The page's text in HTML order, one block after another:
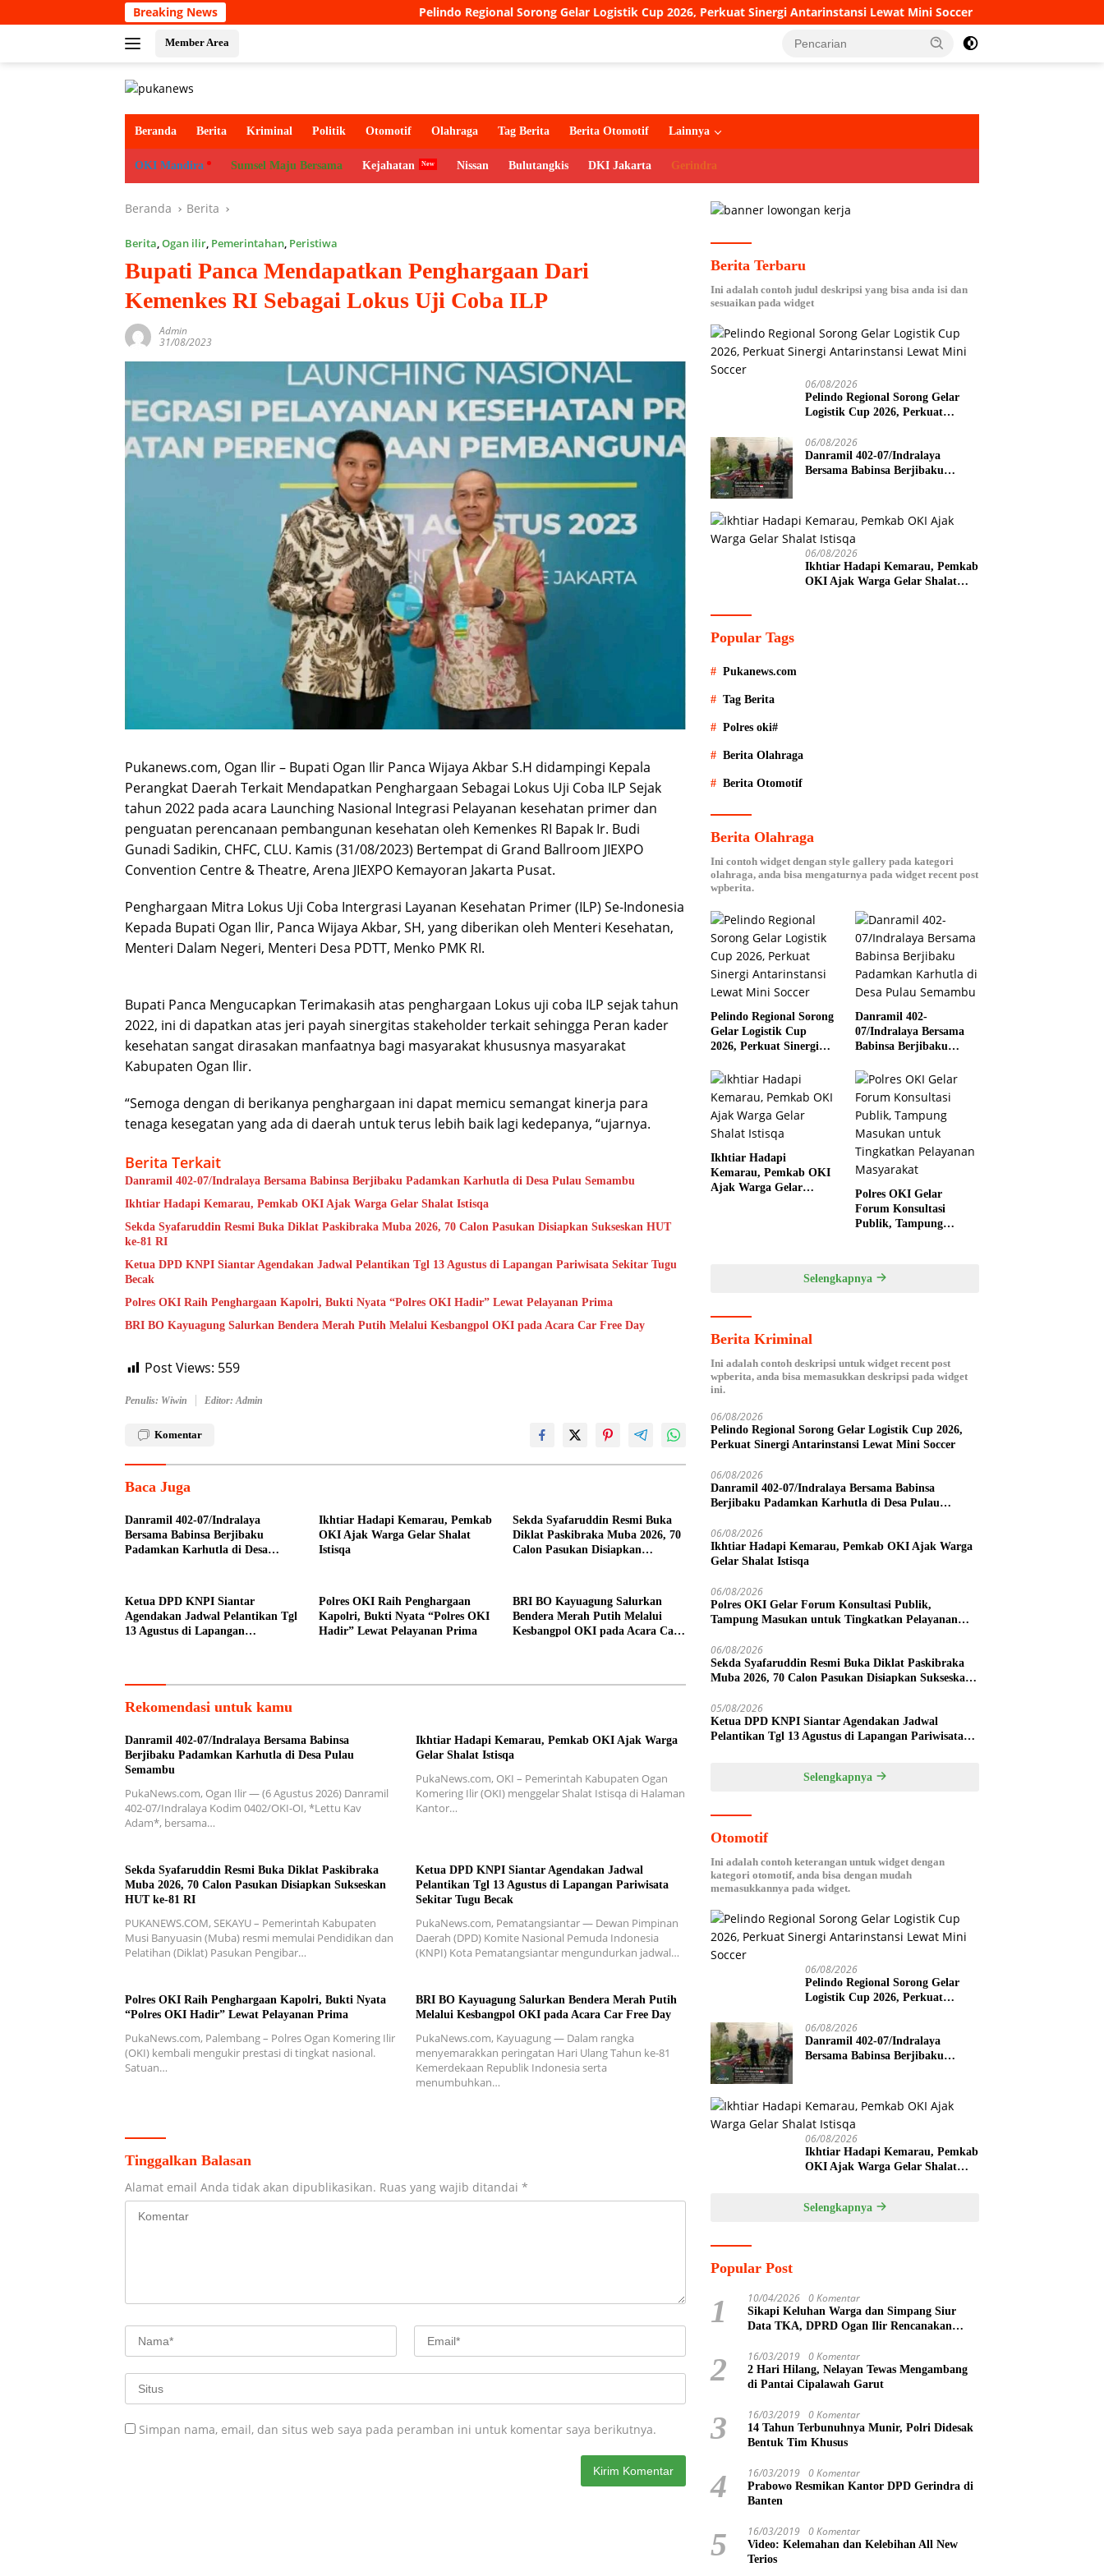
ke
Breaking News Pelindo Regional Sorong Gelar Logistik Cup 2026, Perkuat Sinergi Antarinstansi Lewat Mini Soccer Danramil 402-07/Indralaya
Member Area
Beranda Berita Kriminal Politik Otomotif Olahraga Tag Berita Berita Otomotif Lainnya
OKI Mandira Sumsel Maju Bersama Kejahatan Nissan Bulutangkis DKI Jakarta Gerindra
Beranda Berita
Berita,Ogan ilir, Pemerintahan, Peristiwa
Bupati Panca Mendapatkan Penghargaan Dari
Kemenkes RI Sebagai Lokus Uji Coba ILP
Admin
31/08/2023
Pukanews.com, Ogan Ilir – Bupati Ogan Ilir Panca Wijaya Akbar S.H didampingi Kepala
Perangkat Daerah Terkait Mendapatkan Penghargaan Sebagai Lokus Uji Coba ILP Sejak
tahun 2022 pada acara Launching Nasional Integrasi Pelayanan kesehatan primer dan
penguatan perencanaan pembangunan kesehatan oleh Kemenkes RI Bapak Ir. Budi
Gunadi Sadikin, CHFC, CLU. Kamis (31/08/2023) Bertempat di Grand Ballroom JIEXPO
Convention Centre & Theatre, Arena JIEXPO Kemayoran Jakarta Pusat.
Penghargaan Mitra Lokus Uji Coba Intergrasi Layanan Kesehatan Primer (ILP) Se-Indonesia
Kepada Bupati Ogan Ilir, Panca Wijaya Akbar, SH, yang diberikan oleh Menteri Kesehatan,
Menteri Dalam Negeri, Menteri Desa PDTT, Menko PMK RI.
Bupati Panca Mengucapkan Terimakasih atas penghargaan Lokus uji coba ILP sejak tahun
2022, ini di dapatkan atas jeri payah sinergitas stakeholder terkait sehingga Peran kader
kesehatan sangat dirasakan manfaatnya bagi masyarakat khususnya masyarakat
Kabupaten Ogan Ilir.
“Semoga dengan di berikanya penghargaan ini dapat memicu semangat kinerja para
tenaga kesegatan yang ada di daerah untuk terus lebih baik lagi kedepanya, “ujarnya.
Berita Terkait
Danramil 402-07/Indralaya Bersama Babinsa Berjibaku Padamkan Karhutla di Desa Pulau Semambu
Ikhtiar Hadapi Kemarau, Pemkab OKI Ajak Warga Gelar Shalat Istisqa
Sekda Syafaruddin Resmi Buka Diklat Paskibraka Muba 2026, 70 Calon Pasukan Disiapkan Sukseskan HUT
ke-81 RI
Ketua DPD KNPI Siantar Agendakan Jadwal Pelantikan Tgl 13 Agustus di Lapangan Pariwisata Sekitar Tugu
Becak
Polres OKI Raih Penghargaan Kapolri, Bukti Nyata “Polres OKI Hadir” Lewat Pelayanan Prima
BRI BO Kayuagung Salurkan Bendera Merah Putih Melalui Kesbangpol OKI pada Acara Car Free Day
Post Views: 559
Penulis: Wiwin Editor: Admin
Komentar
Baca Juga
Danramil 402-07/Indralaya
Bersama Babinsa Berjibaku
Padamkan Karhutla di Desa
Ikhtiar Hadapi Kemarau, Pemkab
OKI Ajak Warga Gelar Shalat
Istisqa
Sekda Syafaruddin Resmi Buka
Diklat Paskibraka Muba 2026, 70
Calon Pasukan Disiapkan
Ketua DPD KNPI Siantar
Agendakan Jadwal Pelantikan Tgl
13 Agustus di Lapangan
Polres OKI Raih Penghargaan
Kapolri, Bukti Nyata “Polres OKI
Hadir” Lewat Pelayanan Prima
BRI BO Kayuagung Salurkan
Bendera Merah Putih Melalui
Kesbangpol OKI pada Acara Car
Rekomendasi untuk kamu
Danramil 402-07/Indralaya Bersama Babinsa
Berjibaku Padamkan Karhutla di Desa Pulau
Semambu
PukaNews.com, Ogan Ilir — (6 Agustus 2026) Danramil
402-07/Indralaya Kodim 0402/OKI-OI, *Lettu Kav
Adam*, bersama…
Ikhtiar Hadapi Kemarau, Pemkab OKI Ajak Warga
Gelar Shalat Istisqa
PukaNews.com, OKI – Pemerintah Kabupaten Ogan
Komering Ilir (OKI) menggelar Shalat Istisqa di Halaman
Kantor…
Sekda Syafaruddin Resmi Buka Diklat Paskibraka
Muba 2026, 70 Calon Pasukan Disiapkan Sukseskan
HUT ke-81 RI
PUKANEWS.COM, SEKAYU – Pemerintah Kabupaten
Musi Banyuasin (Muba) resmi memulai Pendidikan dan
Pelatihan (Diklat) Pasukan Pengibar…
Ketua DPD KNPI Siantar Agendakan Jadwal
Pelantikan Tgl 13 Agustus di Lapangan Pariwisata
Sekitar Tugu Becak
PukaNews.com, Pematangsiantar — Dewan Pimpinan
Daerah (DPD) Komite Nasional Pemuda Indonesia
(KNPI) Kota Pematangsiantar mengundurkan jadwal…
Polres OKI Raih Penghargaan Kapolri, Bukti Nyata
“Polres OKI Hadir” Lewat Pelayanan Prima
PukaNews.com, Palembang – Polres Ogan Komering Ilir
(OKI) kembali mengukir prestasi di tingkat nasional.
Satuan…
BRI BO Kayuagung Salurkan Bendera Merah Putih
Melalui Kesbangpol OKI pada Acara Car Free Day
PukaNews.com, Kayuagung — Dalam rangka
menyemarakkan peringatan Hari Ulang Tahun ke-81
Kemerdekaan Republik Indonesia serta
menumbuhkan…
Tinggalkan Balasan
Alamat email Anda tidak akan dipublikasikan. Ruas yang wajib ditandai *
Simpan nama, email, dan situs web saya pada peramban ini untuk komentar saya berikutnya.
Berita Terbaru
Ini adalah contoh judul deskripsi yang bisa anda isi dan
sesuaikan pada widget
06/08/2026
Pelindo Regional Sorong Gelar
Logistik Cup 2026, Perkuat
Soccer
06/08/2026
Danramil 402-07/Indralaya
Bersama Babinsa Berjibaku
06/08/2026
Ikhtiar Hadapi Kemarau, Pemkab
OKI Ajak Warga Gelar Shalat
Popular Tags
Pukanews.com
Tag Berita
Polres oki#
Berita Olahraga
Berita Otomotif
Berita Olahraga
Ini contoh widget dengan style gallery pada kategori
olahraga, anda bisa mengaturnya pada widget recent post
wpberita.
Pelindo Regional Sorong
Gelar Logistik Cup
2026, Perkuat Sinergi
Mini Soccer
Danramil 402-
07/Indralaya Bersama
Babinsa Berjibaku
Desa Pulau Semambu
Ikhtiar Hadapi
Kemarau, Pemkab OKI
Ajak Warga Gelar
Polres OKI Gelar
Forum Konsultasi
Publik, Tampung
Selengkapnya
Berita Kriminal
Ini adalah contoh deskripsi untuk widget recent post
wpberita, anda bisa memasukkan deskripsi pada widget
ini.
06/08/2026
Pelindo Regional Sorong Gelar Logistik Cup 2026,
Perkuat Sinergi Antarinstansi Lewat Mini Soccer
06/08/2026
Danramil 402-07/Indralaya Bersama Babinsa
Berjibaku Padamkan Karhutla di Desa Pulau
06/08/2026
Ikhtiar Hadapi Kemarau, Pemkab OKI Ajak Warga
Gelar Shalat Istisqa
06/08/2026
Polres OKI Gelar Forum Konsultasi Publik,
Tampung Masukan untuk Tingkatkan Pelayanan
06/08/2026
Sekda Syafaruddin Resmi Buka Diklat Paskibraka
Muba 2026, 70 Calon Pasukan Disiapkan Sukseskan
05/08/2026
Ketua DPD KNPI Siantar Agendakan Jadwal
Pelantikan Tgl 13 Agustus di Lapangan Pariwisata
Selengkapnya
Otomotif
Ini adalah contoh keterangan untuk widget dengan
kategori otomotif, anda bisa dengan mudah
memasukkannya pada widget.
06/08/2026
Pelindo Regional Sorong Gelar
Logistik Cup 2026, Perkuat
Soccer
06/08/2026
Danramil 402-07/Indralaya
Bersama Babinsa Berjibaku
06/08/2026
Ikhtiar Hadapi Kemarau, Pemkab
OKI Ajak Warga Gelar Shalat
Selengkapnya
Popular Post
1 10/04/2026 0 Komentar
Sikapi Keluhan Warga dan Simpang Siur
Data TKA, DPRD Ogan Ilir Rencanakan
2 16/03/2019 0 Komentar
2 Hari Hilang, Nelayan Tewas Mengambang
di Pantai Cipalawah Garut
3 16/03/2019 0 Komentar
14 Tahun Terbunuhnya Munir, Polri Didesak
Bentuk Tim Khusus
4 16/03/2019 0 Komentar
Prabowo Resmikan Kantor DPD Gerindra di
Banten
5 16/03/2019 0 Komentar
Video: Kelemahan dan Kelebihan All New
Terios